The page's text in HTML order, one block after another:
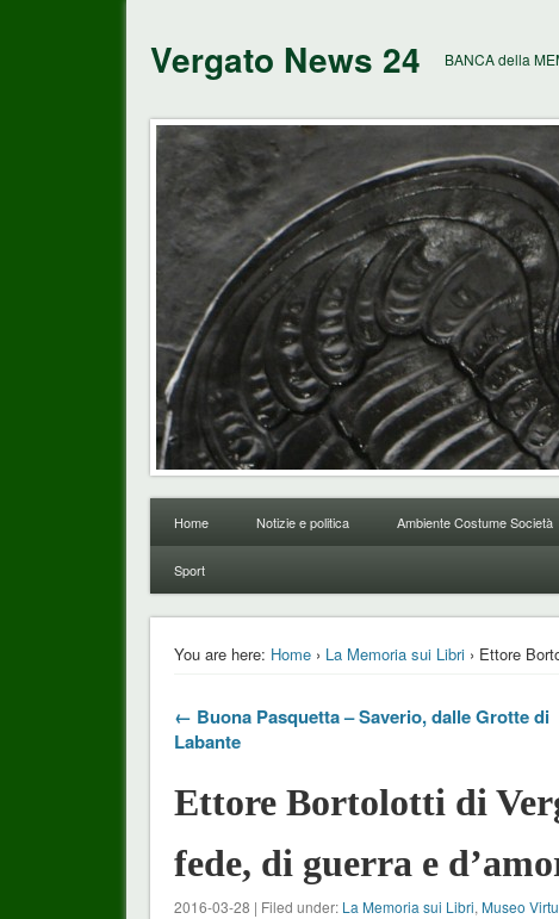
Vergato News 24 BANCA della
Home Notizie e politica Ambiente Costume Società
Sport
You are here: Home› La Memoria sui Libri› Ettore
← Buona Pasquetta – Saverio, dalle Grotte di
Labante
Ettore Bortolotti di
fede, di guerra e
2016-03-28 | Filed under: La Memoria sui Libri, Museo